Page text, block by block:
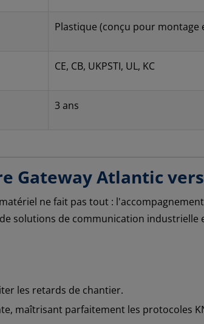
Plastique (conçu pour montage
CE, CB, UKPSTI, UL, KC
3 ans
Gateway Atlantic vers
ne fait pas tout :
solutions de communication industrielle
les retards de chantier.
maîtrisant parfaitement les protocoles